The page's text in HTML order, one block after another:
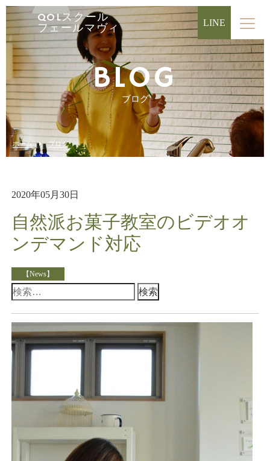
QOLスクール
フェールマヴィ
LINE
BLOG
ブログ
ホーム ブログ
2020年05月30日
自然派お菓子教室のビデオオ
ンデマンド対応
【News】
検